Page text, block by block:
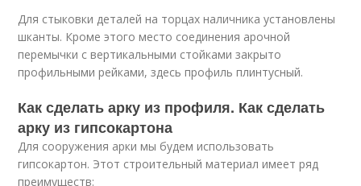
Для стыковки деталей на торцах наличника установлены
шканты. Кроме этого место соединения арочной
перемычки с вертикальными стойками закрыто
профильными рейками, здесь профиль плинтусный.
Как сделать арку из профиля. Как сделать
арку из гипсокартона
Для сооружения арки мы будем использовать
гипсокартон. Этот строительный материал имеет ряд
преимуществ: